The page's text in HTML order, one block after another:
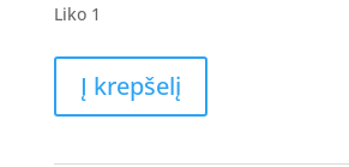
Liko 1
kiekis:Į krepšelį